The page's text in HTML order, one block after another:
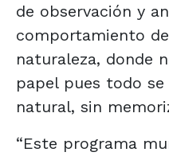
de observación y
comportamiento
naturaleza, donde
papel pues todo
natural, sin
“Este programa